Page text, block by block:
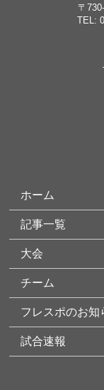
〒
TEL:
ホーム
記事一覧
大会
チーム
フレスポのお知
試合速報